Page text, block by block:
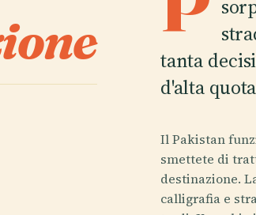
tanta
d'alta
Il Pakistan
smettete di
destinazione.
calligrafia e